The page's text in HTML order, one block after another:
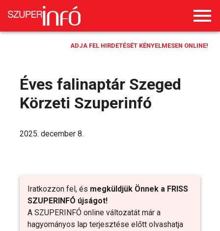
ADJA FEL HIRDETÉSÉT KÉNYELMESEN ONLINE!
Éves falinaptár Szeged
Körzeti Szuperinfó
Iratkozzon fel, és megküldjük Önnek a FRISS
SZUPERINFÓ újságot!
A SZUPERINFÓ online változatát már a
hagyományos lap terjesztése előtt olvashatja
2025. december 8.